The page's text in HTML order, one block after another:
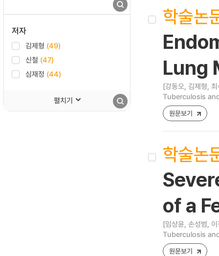
저자
김제형 (49)
신철 (47)
심재정 (44)
펼치기
학술논
Lung
[강동오, 김제형,
Tuberculosis
원문보기
학술논
of a
[임상윤, 손성범,
Tuberculosis
원문보기